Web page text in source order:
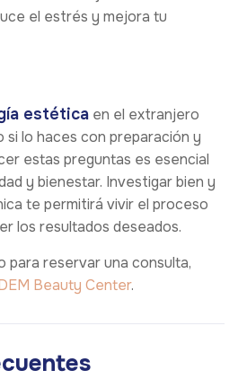
el estrés y mejora tu
estética en el extranjero
si lo haces con preparación y
estas preguntas es esencial
y bienestar. Investigar bien y
te permitirá vivir el proceso
los resultados deseados.
para reservar una consulta,
Beauty Center.